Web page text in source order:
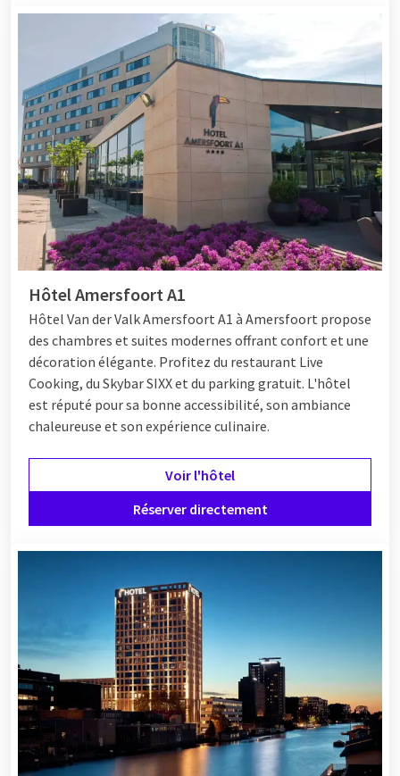
Hôtel Amersfoort A1
Hôtel Van der Valk Amersfoort A1 à Amersfoort propose
des chambres et suites modernes offrant confort et une
décoration élégante. Profitez du restaurant Live
Cooking, du Skybar SIXX et du parking gratuit. L'hôtel
est réputé pour sa bonne accessibilité, son ambiance
chaleureuse et son expérience culinaire.
Voir l'hôtel
Réserver directement